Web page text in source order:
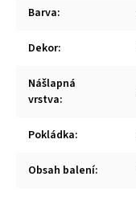
Barva:
Dekor:
Nášlapná
vrstva:
Pokládka:
Obsah balení: